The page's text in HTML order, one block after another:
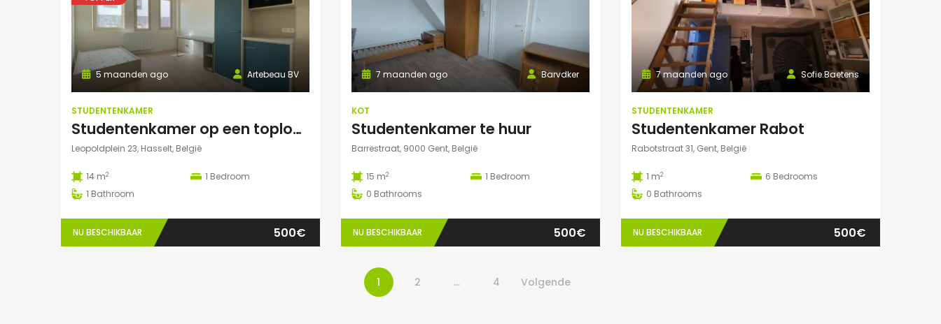
Artebeau BV
5 maanden ago
STUDENTENKAMER
Studentenkamer op een toplocatie te Hasselt
Leopoldplein 23, Hasselt, België
14 m2 1 Bedroom
1 Bathroom
NU BESCHIKBAAR 500€
Barvdker
7 maanden ago
KOT
Studentenkamer te huur
Barrestraat, 9000 Gent, België
15 m2 1 Bedroom
0 Bathrooms
NU BESCHIKBAAR 500€
Sofie.Baetens
7 maanden ago
STUDENTENKAMER
Studentenkamer Rabot
Rabotstraat 31, Gent, België
1 m2 6 Bedrooms
0 Bathrooms
NU BESCHIKBAAR 500€
1 2 … 4 Volgende